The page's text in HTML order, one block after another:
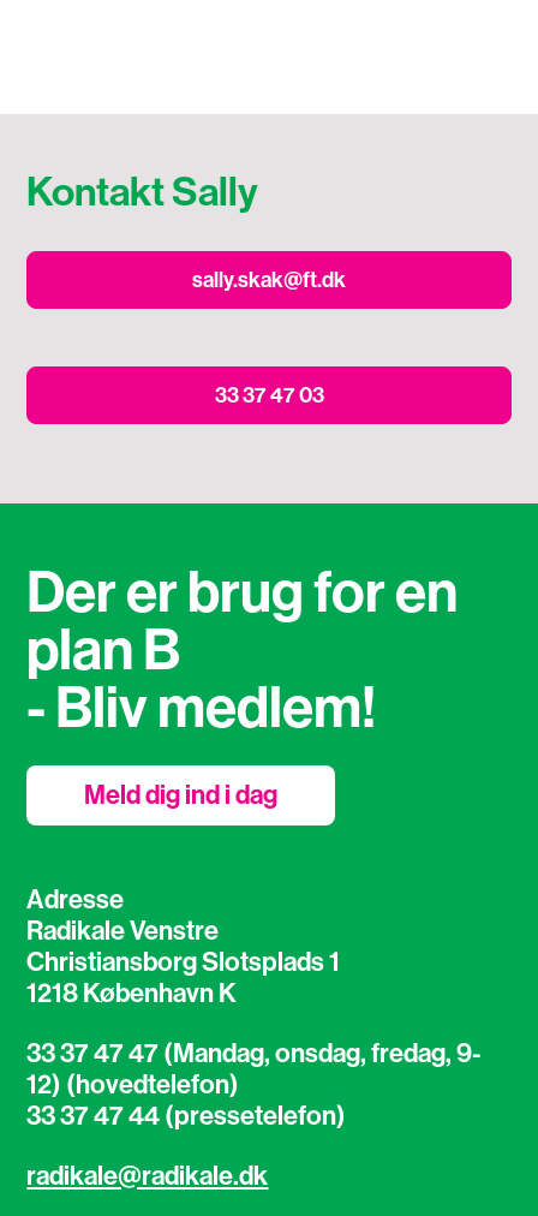
Kontakt Sally
sally.skak@ft.dk
33 37 47 03
Adresse
Radikale Venstre
Christiansborg Slotsplads 1
1218 København K
33 37 47 47 (Mandag, onsdag, fredag, 9-
12) (hovedtelefon)
33 37 47 44 (pressetelefon)
radikale@radikale.dk
Der er brug for en
plan B
- Bliv medlem!
Meld dig ind i dag